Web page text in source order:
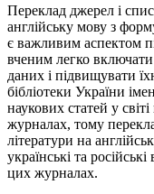
Переклад джерел і
англійську мову з
є важливим аспектом
вченим легко включати
даних і підвищувати
бібліотеки України
наукових статей у
журналах, тому
літератури на
українські та
цих журналах.